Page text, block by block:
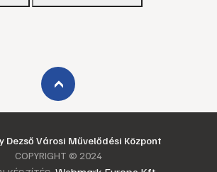
›
Dezső Városi Művelődési Központ
COPYRIGHT © 2024